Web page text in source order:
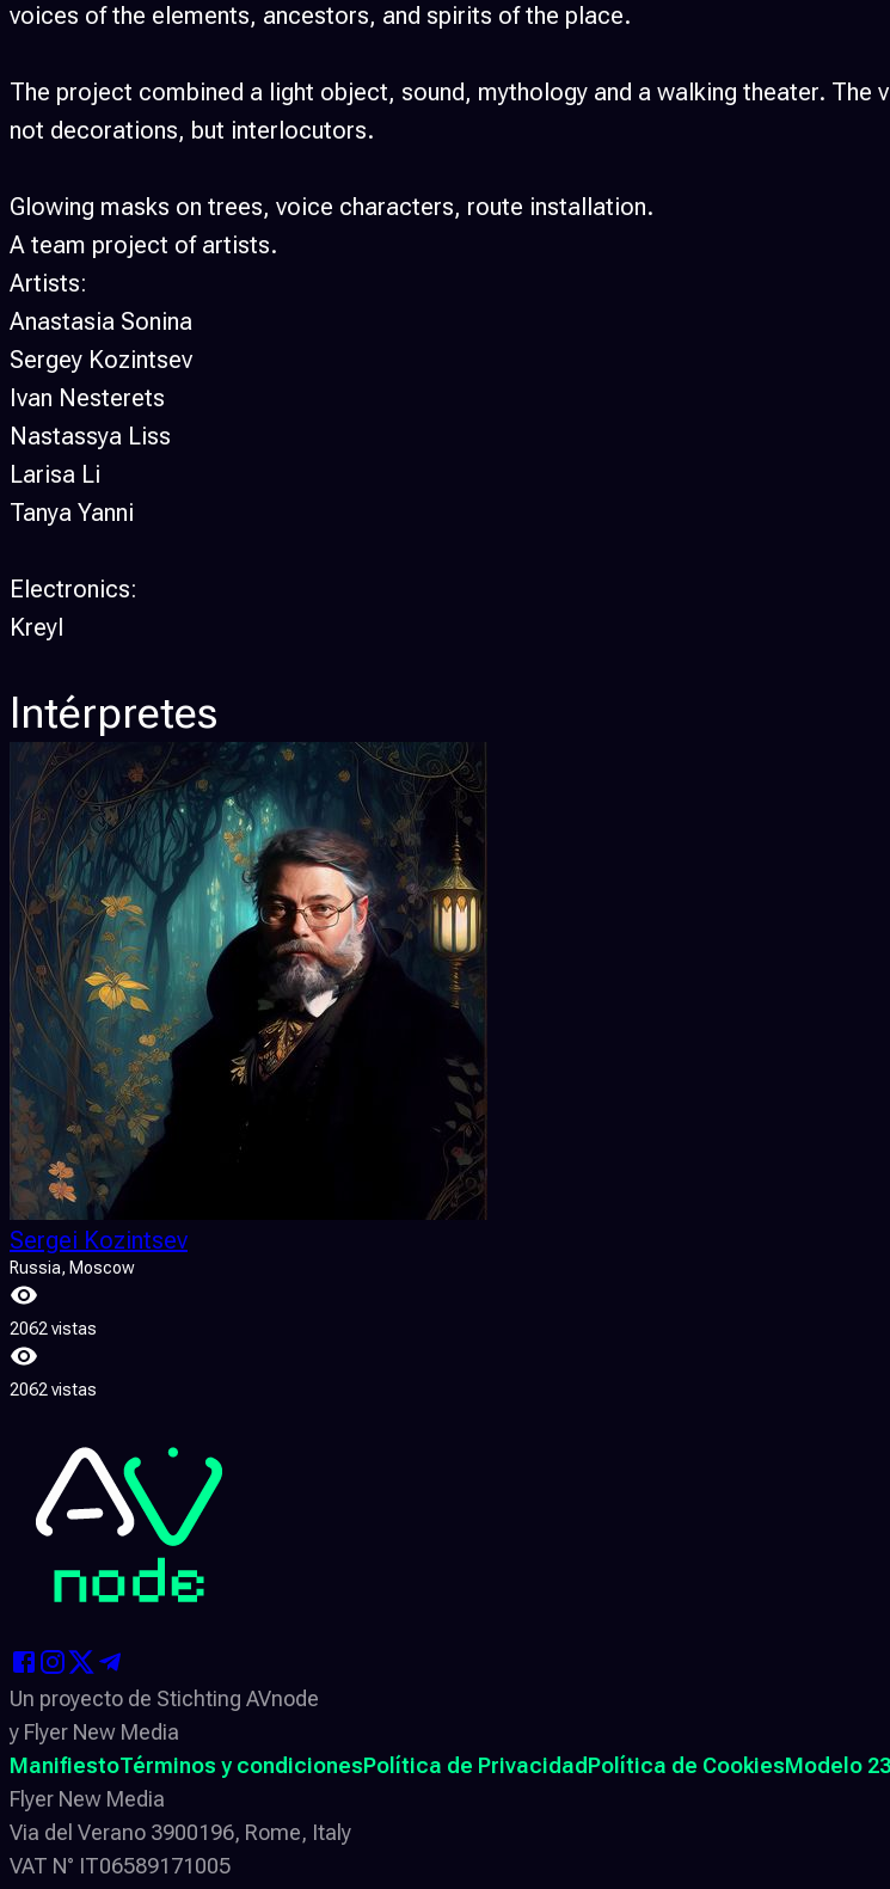
voices of the elements, ancestors, and spirits of the place.​
The project combined a light object, sound, mythology and a walking theater.
not decorations, but interlocutors.​
Glowing masks on trees, voice characters, route installation.
A team project of artists.​
Artists:
Anastasia Sonina
Sergey Kozintsev
Ivan Nesterets
Nastassya Liss
Larisa Li
Tanya Yanni
Electronics:
Kreyl
Intérpretes
Sergei Kozintsev
Russia, Moscow
2062 vistas
2062 vistas
Un proyecto de Stichting AVnode
y Flyer New Media
ManifiestoTérminos y condicionesPolítica de PrivacidadPolítica de CookiesModelo
Flyer New Media
Via del Verano 3900196, Rome, Italy
VAT N° IT06589171005